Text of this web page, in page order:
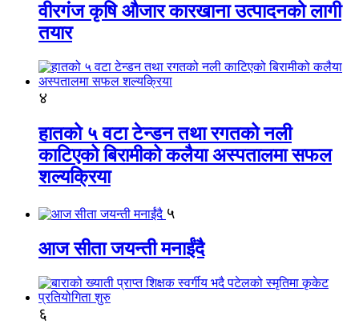
वीरगंज कृषि औजार कारखाना उत्पादनको लागी
तयार
४
हातको ५ वटा टेन्डन तथा रगतको नली
काटिएको बिरामीको कलैया अस्पतालमा सफल
शल्यक्रिया
५
आज सीता जयन्ती मनाईंदै
६